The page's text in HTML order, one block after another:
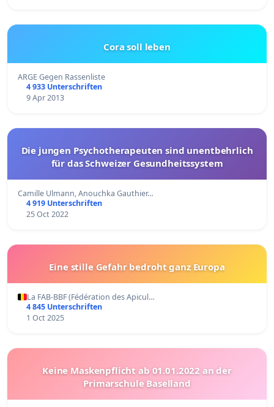
Cora soll leben
ARGE Gegen Rassenliste
4 933 Unterschriften
9 Apr 2013
Die jungen Psychotherapeuten sind unentbehrlich
für das Schweizer Gesundheitssystem
Camille Ulmann, Anouchka Gauthier…
4 919 Unterschriften
25 Oct 2022
Eine stille Gefahr bedroht ganz Europa
La FAB-BBF (Fédération des Apicul…
4 845 Unterschriften
1 Oct 2025
Keine Maskenpflicht ab 01.01.2022 an der
Primarschule Baselland